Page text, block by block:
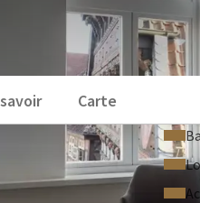
à cocktails
HOTEL
Carte